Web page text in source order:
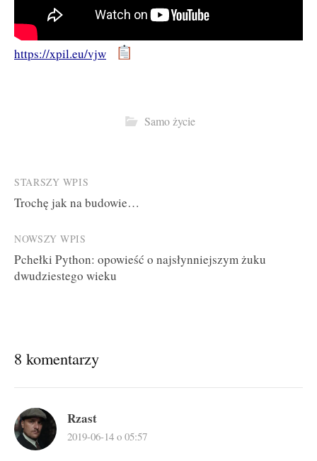
https://xpil.eu/vjw
Samo życie
Post
navigation
STARSZY WPIS
Trochę jak na budowie…
NOWSZY WPIS
Pchełki Python: opowieść o najsłynniejszym żuku
dwudziestego wieku
8 komentarzy
Rzast
2019-06-14 o 05:57